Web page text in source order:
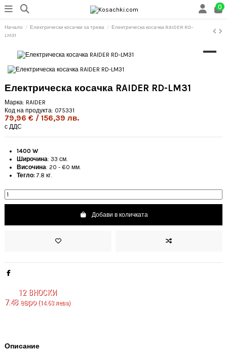
0
Начало Електрически косачки за трева
Електрическа косачка RAIDER RD-
LM31
Електрическа косачка RAIDER RD-LM31
Марка: RAIDER
Код на продукта: 075331
79,96 € / 156,39 лв.
с ДДС
1400 W
Широчина: 33 см.
Височина: 20 - 60 мм.
Тегло: 7.8 кг.
Добави в количката
12 ВНОСКИ
7.48 евро(14.63 лева)
Описание